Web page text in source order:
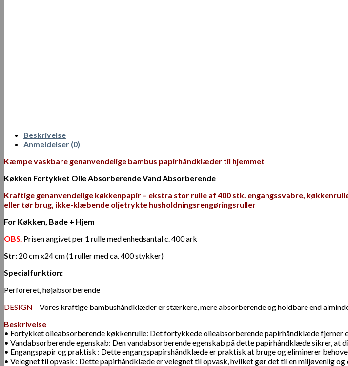
Beskrivelse
Anmeldelser (0)
Kæmpe vaskbare genanvendelige bambus papirhåndklæder til hjemmet
Køkken Fortykket Olie Absorberende Vand Absorberende
Kraftige genanvendelige køkkenpapir – ekstra stor rulle af 400 stk. engangssvabre,
eller tør brug, ikke-klæbende oljetrykte husholdningsrengøringsruller
For Køkken, Bade + Hjem
OBS. Prisen angivet per 1 rulle med enhedsantal c. 400 ark
Str: 20 cm x24 cm (1 ruller med ca. 400 stykker)
Specialfunktion:
Perforeret, højabsorberende
DESIGN – Vores kraftige bambushåndklæder er stærkere, mere absorberende og holdbare end
Beskrivelse
• Fortykket olieabsorberende køkkenrulle: Det fortykkede olieabsorberende papirhåndklæde
• Vandabsorberende egenskab: Den vandabsorberende egenskab på dette papirhåndklæde sikrer,
• Engangspapir og praktisk : Dette engangspapirshåndklæde er praktisk at bruge og eliminerer
• Velegnet til opvask : Dette papirhåndklæde er velegnet til opvask, hvilket gør det til en miljøvenlig